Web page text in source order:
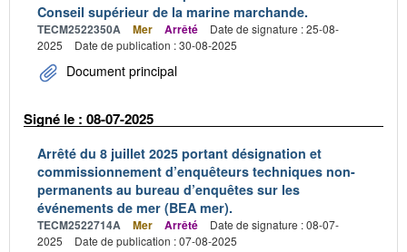
Conseil supérieur de la marine marchande.
TECM2522350A Mer Arrêté
Date de signature : 25-08-
2025
Date de publication : 30-08-2025
Document principal
Signé le : 08-07-2025
Arrêté du 8 juillet 2025 portant désignation et
commissionnement d’enquêteurs techniques non-
permanents au bureau d’enquêtes sur les
événements de mer (BEA mer).
TECM2522714A Mer Arrêté
Date de signature : 08-07-
2025
Date de publication : 07-08-2025